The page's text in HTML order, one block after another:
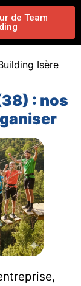
de Team
Isère
: nos